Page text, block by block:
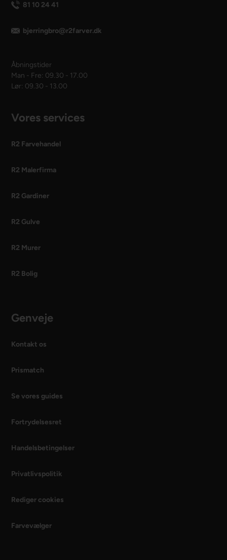
81 10 24 41
bjerringbro@r2farver.dk
Åbningstider
Man - Fre: 09.30 - 17.00
Lør: 09.30 - 13.00
Vores services
R2 Farvehandel
R2 Malerfirma
R2 Gardiner
R2 Gulve
R2 Murer
R2 Bolig
Genveje
Kontakt os
Prismatch
Se vores guides
Fortrydelsesret
Handelsbetingelser
Privatlivspolitik
Rediger cookies
Farvevælger